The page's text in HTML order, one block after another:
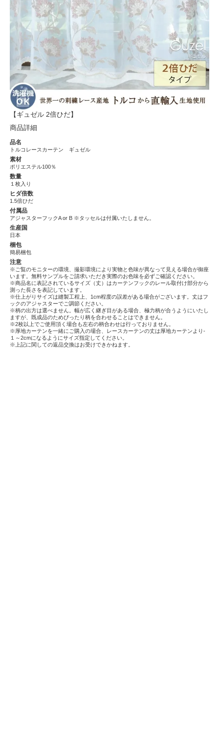
【ギュゼル 2倍ひだ】
商品詳細
品名
トルコレースカーテン ギュゼル
素材
ポリエステル100％
数量
１枚入り
ヒダ倍数
1.5倍ひだ
付属品
アジャスターフックA or B ※タッセルは付属いたしません。
生産国
日本
梱包
簡易梱包
注意
※ご覧のモニターの環境、撮影環境により実物と色味が異なって見える場合が御座
います。無料サンプルをご請求いただき実際のお色味を必ずご確認ください。
※商品名に表記されているサイズ（丈）はカーテンフックのレール取付け部分から
測った長さを表記しています。
※仕上がりサイズは縫製工程上、1cm程度の誤差がある場合がございます。丈はフ
ックのアジャスターでご調節ください。
※柄の出方は選べません。幅が広く継ぎ目がある場合、極力柄が合うようにいたし
ますが、既成品のためぴったり柄を合わせることはできません。
※2枚以上でご使用頂く場合も左右の柄合わせは行っておりません。
※厚地カーテンを一緒にご購入の場合、レースカーテンの丈は厚地カーテンより-
１～2cmになるようにサイズ指定してください。
※上記に関しての返品交換はお受けできかねます。